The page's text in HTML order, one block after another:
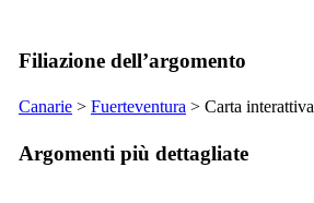
Filiazione dell’argomento
Canarie > Fuerteventura > Carta interattiva
Argomenti più dettagliate